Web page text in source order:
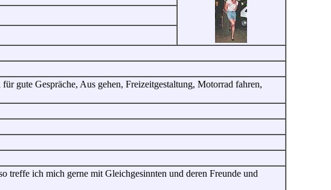
gute Gespräche, Aus gehen, Freizeitgestaltung, Motorrad fahren,
treffe ich mich gerne mit Gleichgesinnten und deren Freunde und